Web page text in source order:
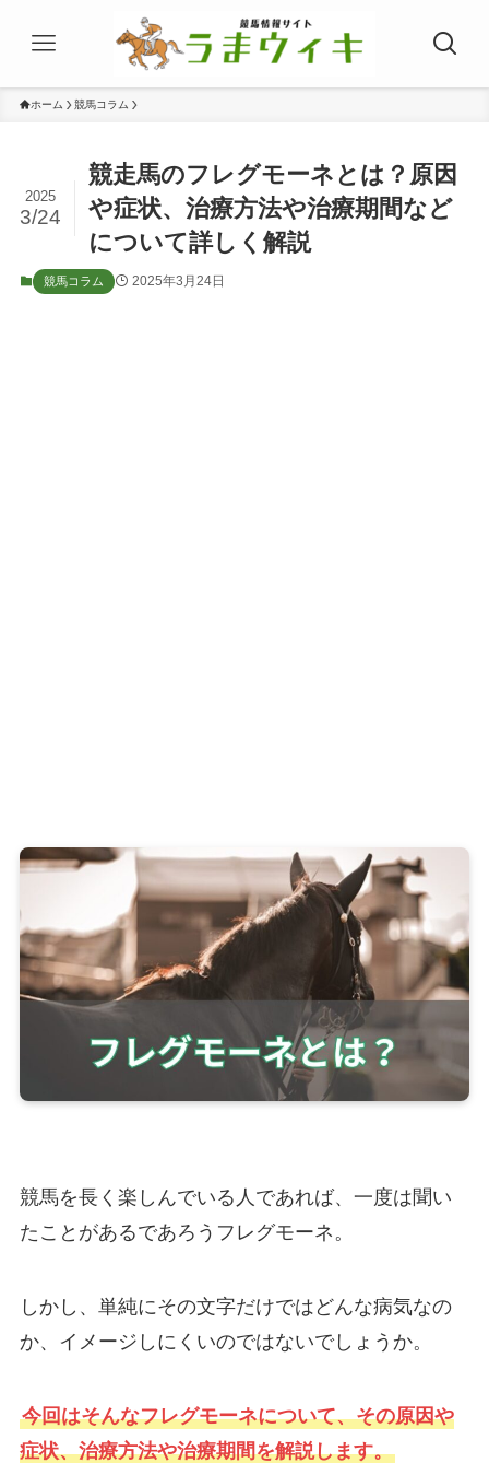
ホーム 競馬コラム
競走馬のフレグモーネとは？原因
や症状、治療方法や治療期間など
について詳しく解説
2025
3/24
競馬コラム 2025年3月24日
競馬を長く楽しんでいる人であれば、一度は聞い
たことがあるであろうフレグモーネ。
しかし、単純にその文字だけではどんな病気なの
か、イメージしにくいのではないでしょうか。
今回はそんなフレグモーネについて、その原因や
症状、治療方法や治療期間を解説します。